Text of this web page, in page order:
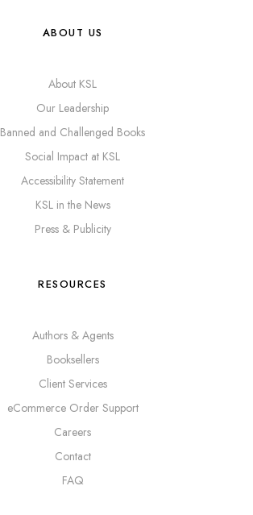
ABOUT US
About KSL
Our Leadership
Banned and Challenged Books
Social Impact at KSL
Accessibility Statement
KSL in the News
Press & Publicity
RESOURCES
Authors & Agents
Booksellers
Client Services
eCommerce Order Support
Careers
Contact
FAQ